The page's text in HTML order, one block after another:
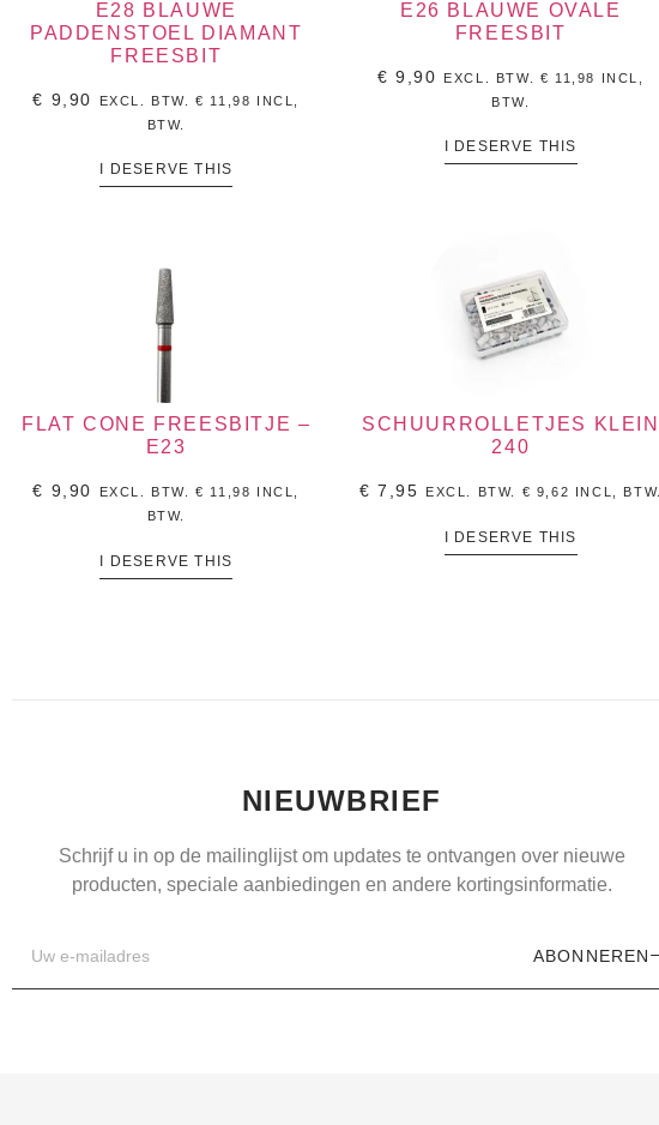
E28 BLAUWE
PADDENSTOEL DIAMANT
FREESBIT
€ 9,90 EXCL. BTW.€ 11,98 INCL,
BTW.
I DESERVE THIS
E26 BLAUWE OVALE
FREESBIT
€ 9,90 EXCL. BTW. € 11,98
INCL,
BTW.
I DESERVE THIS
FLAT CONE FREESBITJE –
E23
€ 9,90 EXCL. BTW.€ 11,98
INCL,
BTW.
I DESERVE THIS
SCHUURROLLETJES KLEIN
240
€ 7,95 EXCL. BTW. € 9,62 INCL, BTW.
I DESERVE THIS
NIEUWBRIEF
Schrijf u in op de mailinglijst om updates te ontvangen over nieuwe
producten, speciale aanbiedingen en andere kortingsinformatie.
ABONNEREN